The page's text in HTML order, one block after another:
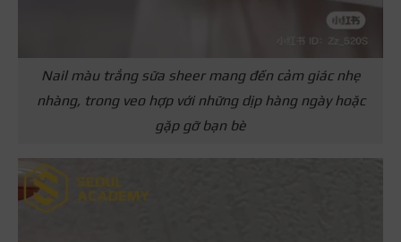
Nail màu trắng sữa sheer mang đến cảm giác nhẹ
nhàng, trong veo hợp với những dịp hàng ngày hoặc
gặp gỡ bạn bè